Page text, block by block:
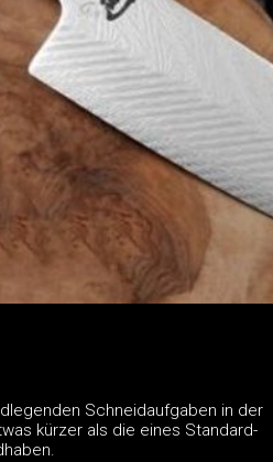
Schneidaufgaben in der
kürzer als die eines Standard-